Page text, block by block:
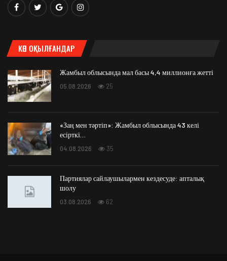
КӨП ОҚЫЛҒАНДАР
Жамбыл облысында мал басы 4,4 миллионға жетті
05.08.2026 25
«Заң мен тәртіп»: Жамбыл облысында 43 келі
есірткі…
04.08.2026 35
Партиялар сайлаушылармен кездесуде: апталық
шолу
03.08.2026 62